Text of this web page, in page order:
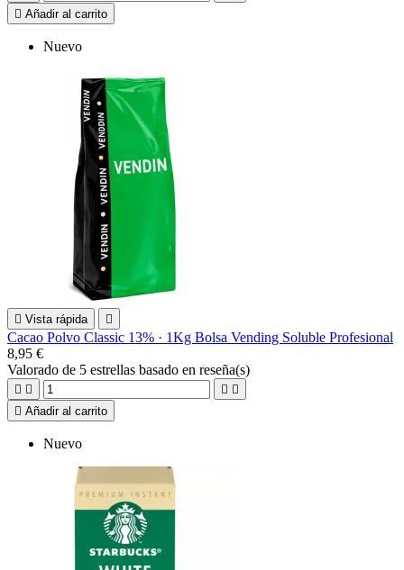
 Añadir al carrito
Nuevo
 Vista rápida 
Cacao Polvo Classic 13% · 1Kg Bolsa Vending Soluble Profesional
8,95 €
Valorado de 5 estrellas basado en reseña(s)
   
 Añadir al carrito
Nuevo